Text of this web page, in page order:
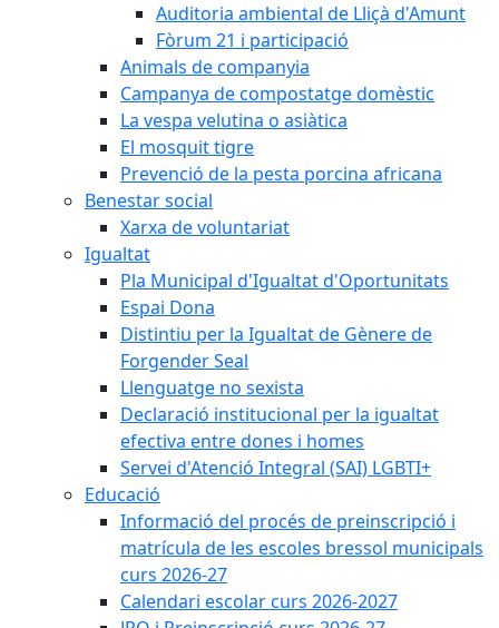
Auditoria ambiental de Lliçà d'Amunt
Fòrum 21 i participació
Animals de companyia
Campanya de compostatge domèstic
La vespa velutina o asiàtica
El mosquit tigre
Prevenció de la pesta porcina africana
Benestar social
Xarxa de voluntariat
Igualtat
Pla Municipal d'Igualtat d'Oportunitats
Espai Dona
Distintiu per la Igualtat de Gènere de
Forgender Seal
Llenguatge no sexista
Declaració institucional per la igualtat
efectiva entre dones i homes
Servei d'Atenció Integral (SAI) LGBTI+
Educació
Informació del procés de preinscripció i
matrícula de les escoles bressol municipals
curs 2026-27
Calendari escolar curs 2026-2027